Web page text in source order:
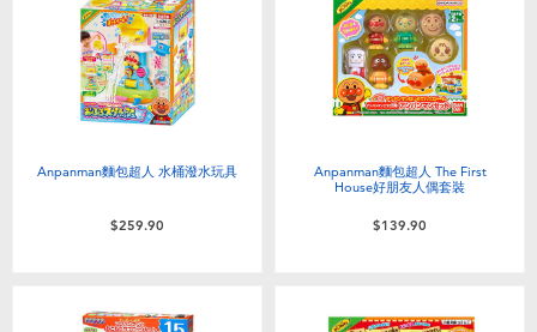
Anpanman麵包超人 水桶潑水玩具
$259.90
Anpanman麵包超人 The First
House好朋友人偶套裝
$139.90